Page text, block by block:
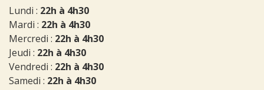
Lundi : 22h à 4h30
Mardi : 22h à 4h30
Mercredi : 22h à 4h30
Jeudi : 22h à 4h30
Vendredi : 22h à 4h30
Samedi : 22h à 4h30